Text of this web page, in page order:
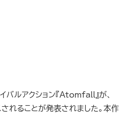
ルアクション『Atomfall』が、
れることが発表されました。本作